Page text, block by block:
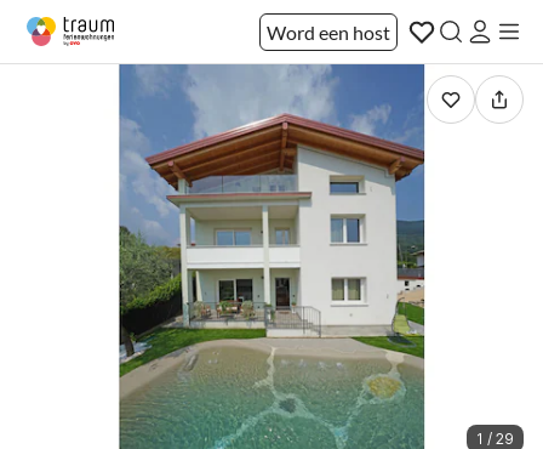
Word een host
1 / 29